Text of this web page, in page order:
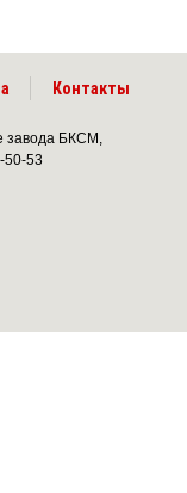
Контакты
завода БКСМ,
50-53